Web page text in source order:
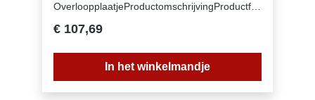
OverloopplaatjeProductomschrijvingProductfa
€ 107,69
In het winkelmandje